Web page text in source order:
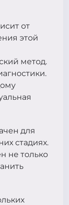
от
этой
метод.
для
стадиях.
не только